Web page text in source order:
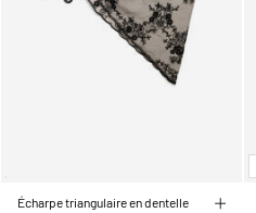
Écharpe triangulaire en dentelle